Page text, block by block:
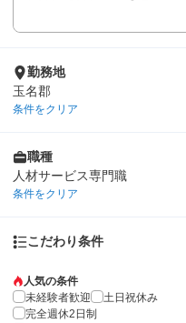
勤務地
玉名郡
条件をクリア
職種
人材サービス専門職
条件をクリア
こだわり条件
人気の条件
未経験者歓迎
土日祝休み
完全週休2日制